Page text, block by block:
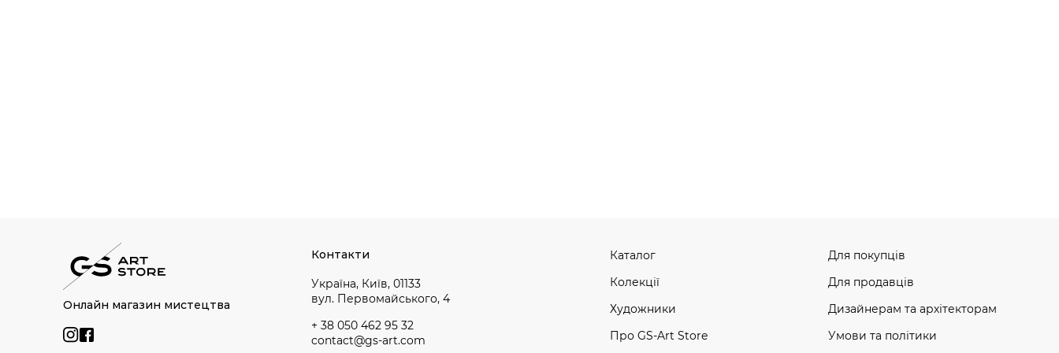
Онлайн магазин мистецтва
Контакти
Україна, Київ, 01133
вул. Первомайського, 4
+ 38 050 462 95 32
contact@gs-art.com
Каталог
Колекції
Художники
Про GS-Art Store
Для покупців
Для продавців
Дизайнерам та архітекторам
Умови та політики